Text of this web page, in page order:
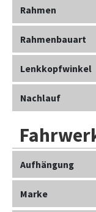
Rahmen
Rahmenbauart
Lenkkopfwinkel
Nachlauf
Aufhängung
Marke